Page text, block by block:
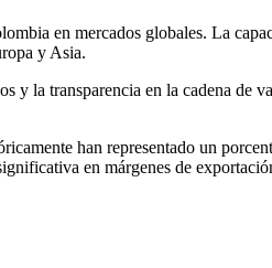
en mercados globales. La
y Asia.
la transparencia en la cadena de
han representado un
en márgenes de